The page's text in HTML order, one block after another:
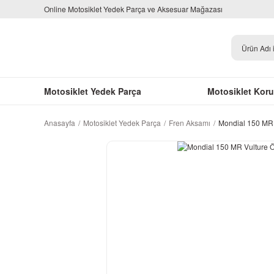
Online Motosiklet Yedek Parça ve Aksesuar Mağazası
Motosiklet Yedek Parça Motosiklet
Anasayfa Motosiklet Yedek Parça Fren Aksamı Mondial 150